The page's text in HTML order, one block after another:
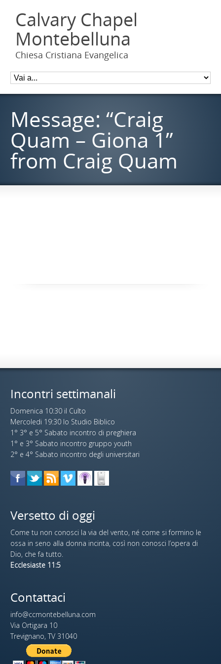
Calvary Chapel
Montebelluna
Chiesa Cristiana Evangelica
Message: “Craig
Quam – Giona 1”
from Craig Quam
Incontri settimanali
Domenica 10:30 il Culto
Mercoledi 19:30 lo Studio Biblico
1° 3° e 5° Sabato incontro di preghiera
1° e 3° Sabato incontro gruppo youth
2° e 4° Sabato incontro degli universitari
Versetto di oggi
Come tu non conosci la via del vento, né come si formino le
ossa in seno alla donna incinta, così non conosci l’opera di
Dio, che fa tutto.
Ecclesiaste 11:5
Contattaci
info@ccmontebelluna.com
Via Ortigara 10
Trevignano, TV 31040